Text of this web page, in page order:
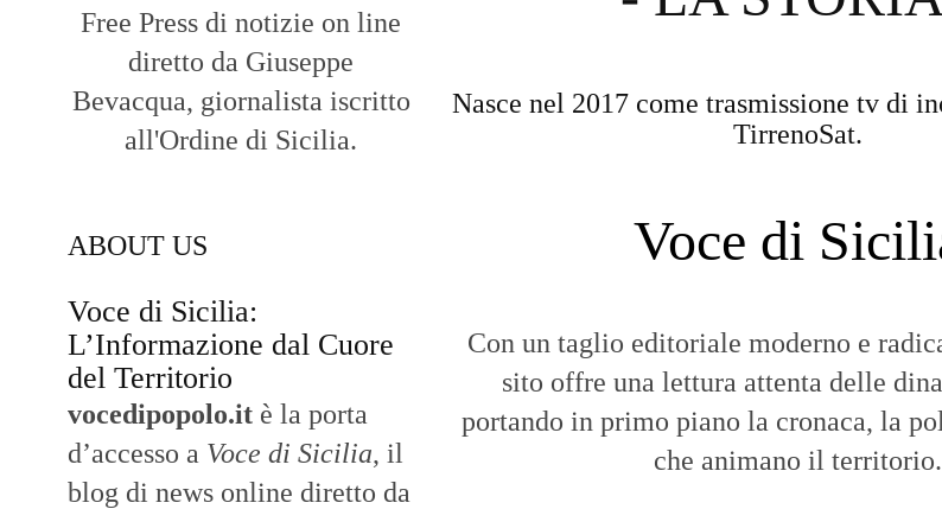
Free Press di notizie on line
diretto da Giuseppe
Bevacqua, giornalista iscritto
all'Ordine di Sicilia.
ABOUT US
Voce di Sicilia:
L’Informazione dal Cuore
del Territorio
vocedipopolo.it è la porta
d’accesso a Voce di Sicilia, il
blog di news online diretto da
Nasce nel 2017 come trasmissione tv di
TirrenoSat.
Voce di
Con un taglio editoriale moderno e
sito offre una lettura attenta delle
portando in primo piano la cronaca, la
che animano il territorio.